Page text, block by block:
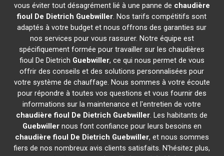
vous éviter tout désagrément lié à une panne de chaudière
fioul De Dietrich Guebwiller. Nos tarifs compétitifs sont
adaptés à votre budget et nous offrons des garanties sur
nos services pour vous rassurer. Notre équipe est
spécifiquement formée pour travailler sur les chaudières
fioul De Dietrich Guebwiller, ce qui nous permet de vous
offrir des conseils et des solutions personnalisées pour
votre système de chauffage. Nous sommes à votre écoute
pour répondre à toutes vos questions et vous fournir des
informations sur la maintenance et l'entretien de votre
chaudière fioul De Dietrich Guebwiller. Les habitants de
Guebwillernous font confiance pour leurs besoins en
chaudière fioul De Dietrich Guebwiller, et nous sommes
fiers de nos nombreux avis clients satisfaits. N'hésitez plus,